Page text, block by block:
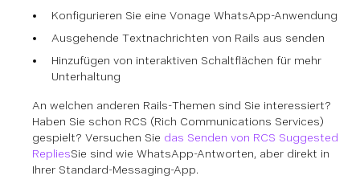
Konfigurieren Sie eine Vonage WhatsApp-Anwendung
Ausgehende Textnachrichten von Rails aus senden
Hinzufügen von interaktiven Schaltflächen für mehr
Unterhaltung
An welchen anderen Rails-Themen sind Sie interessiert?
Haben Sie schon RCS (Rich Communications Services)
gespielt? Versuchen Sie das Senden von RCS Suggested
RepliesSie sind wie WhatsApp-Antworten, aber direkt in
Ihrer Standard-Messaging-App.